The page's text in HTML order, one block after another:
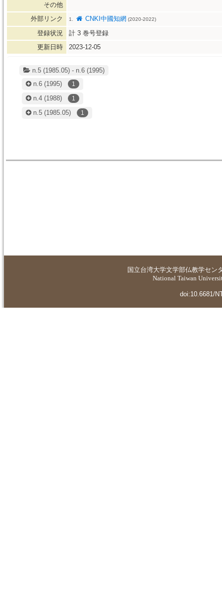
その他
外部リンク
1. CNKI中國知網 (2020-2022)
登録状況 計 3 巻号登録
更新日時
2023-12-05
n.5 (1985.05) - n.6 (1995)
n.6 (1995) 1
n.4 (1988) 1
n.5 (1985.05) 1
国立台湾大学文学部仏教学セン
National Taiwan
doi:10.6681/